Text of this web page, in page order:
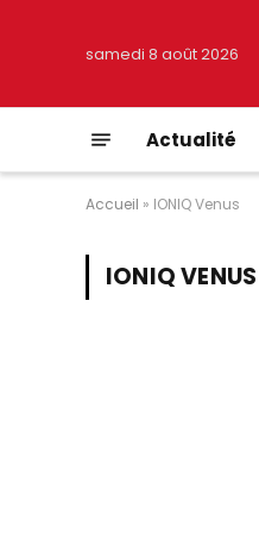
samedi 8 août 2026
Actualité
Accueil » IONIQ Venus
IONIQ VENUS